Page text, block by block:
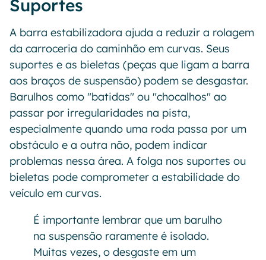
Suportes
A barra estabilizadora ajuda a reduzir a rolagem
da carroceria do caminhão em curvas. Seus
suportes e as bieletas (peças que ligam a barra
aos braços de suspensão) podem se desgastar.
Barulhos como "batidas" ou "chocalhos" ao
passar por irregularidades na pista,
especialmente quando uma roda passa por um
obstáculo e a outra não, podem indicar
problemas nessa área. A folga nos suportes ou
bieletas pode comprometer a estabilidade do
veículo em curvas.
É importante lembrar que um barulho
na suspensão raramente é isolado.
Muitas vezes, o desgaste em um